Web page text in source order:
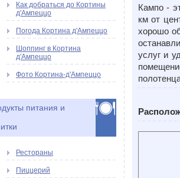
Кампо -
км от
хорошо
услуг и
Как добраться до Кортины
д'Ампеццо
Погода Кортина д'Ампеццо
Шоппинг в Кортина
д'Ампеццо
Фото Кортина-д'Ампеццо
питания и
Рестораны
Пиццерий